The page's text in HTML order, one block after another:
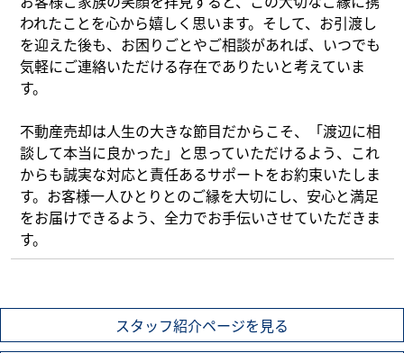
われたことを心から嬉しく思います。そして、お引渡し
を迎えた後も、お困りごとやご相談があれば、いつでも
気軽にご連絡いただける存在でありたいと考えていま
す。
不動産売却は人生の大きな節目だからこそ、「渡辺に相
談して本当に良かった」と思っていただけるよう、これ
からも誠実な対応と責任あるサポートをお約束いたしま
す。お客様一人ひとりとのご縁を大切にし、安心と満足
をお届けできるよう、全力でお手伝いさせていただきま
す。
スタッフ紹介ページを見る